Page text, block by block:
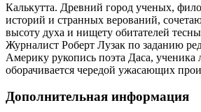
Калькутта. Древний город ученых,
историй и странных верований,
высоту духа и нищету обитателей
Журналист Роберт Лузак по заданию
Америку рукопись поэта Даса,
оборачивается чередой ужасающих
Дополнительная информация